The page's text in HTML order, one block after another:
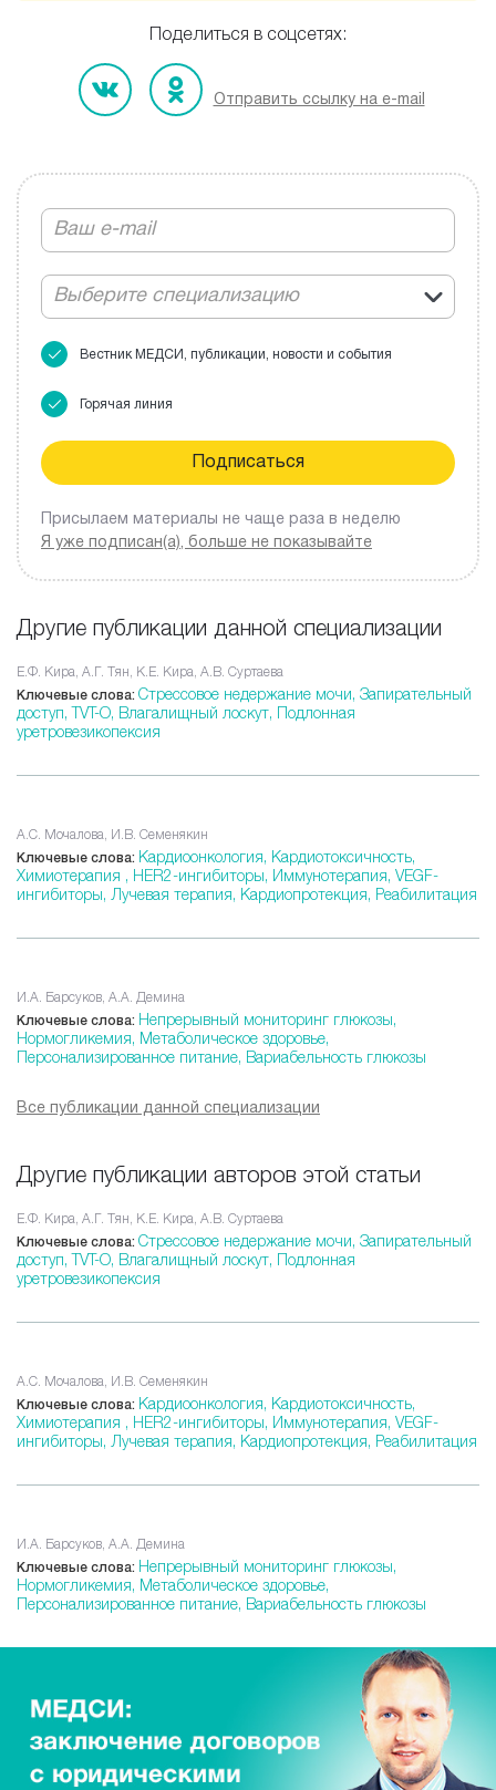
Поделиться в соцсетях:
Отправить ссылку на e-mail
Выберите специализацию
Вестник МЕДСИ, публикации, новости и события
Горячая линия
Присылаем материалы не чаще раза в неделю
Я уже подписан(а), больше не показывайте
Другие публикации данной специализации
Е.Ф. Кира, А.Г. Тян, К.Е. Кира, А.В. Суртаева
Ключевые слова: Стрессовое недержание мочи, Запирательный
доступ,TVT-O, Влагалищный лоскут, Подлонная
уретровезикопексия
А.С. Мочалова, И.В. Семенякин
Ключевые слова: Кардиоонкология, Кардиотоксичность,
Химиотерапия , HER2-ингибиторы, Иммунотерапия, VEGF-
ингибиторы, Лучевая терапия, Кардиопротекция, Реабилитация
И.А. Барсуков, А.А. Демина
Ключевые слова: Непрерывный мониторинг глюкозы,
Нормогликемия, Метаболическое здоровье,
Персонализированное питание, Вариабельность глюкозы
Все публикации данной специализации
Другие публикации авторов этой статьи
Е.Ф. Кира, А.Г. Тян, К.Е. Кира, А.В. Суртаева
Ключевые слова: Стрессовое недержание мочи, Запирательный
доступ,TVT-O, Влагалищный лоскут, Подлонная
уретровезикопексия
А.С. Мочалова, И.В. Семенякин
Ключевые слова: Кардиоонкология, Кардиотоксичность,
Химиотерапия , HER2-ингибиторы, Иммунотерапия, VEGF-
ингибиторы, Лучевая терапия, Кардиопротекция, Реабилитация
И.А. Барсуков, А.А. Демина
Ключевые слова: Непрерывный мониторинг глюкозы,
Нормогликемия, Метаболическое здоровье,
Персонализированное питание, Вариабельность глюкозы